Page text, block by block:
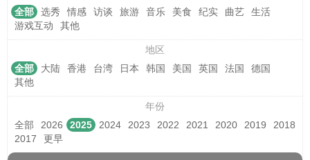
全部
选秀 情感 访谈 旅游 音乐 美食 纪实 曲艺
生活
游戏互动
其他
地区
全部
大陆 香港 台湾 日本 韩国 美国 英国 法国
德国
其他
年份
全部
2026 2025 2024 2023 2022 2021 2020 2019
2018
2017
更早